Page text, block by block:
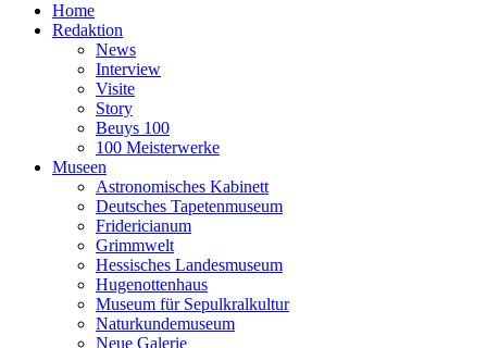
Home
Redaktion
News
Interview
Visite
Story
Beuys 100
100 Meisterwerke
Museen
Astronomisches Kabinett
Deutsches Tapetenmuseum
Fridericianum
Grimmwelt
Hessisches Landesmuseum
Hugenottenhaus
Museum für Sepulkralkultur
Naturkundemuseum
Neue Galerie